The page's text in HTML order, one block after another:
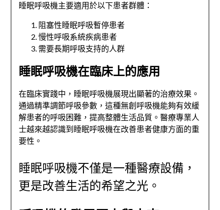
睡眠呼吸機主要適用於以下患者群體：
阻塞性睡眠呼吸暫停患者
慢性呼吸系統疾病患者
需要長期呼吸支持的人群
睡眠呼吸機在臨床上的應用
在臨床實踐中，睡眠呼吸機展現出顯著的治療效果。
通過精準調節呼吸參數，這種無創呼吸機能夠有效緩
解患者的呼吸困難，提高整體生活品質。醫療專業人
士越來越認識到睡眠呼吸機在改善患者健康方面的重
要性。
睡眠呼吸機不僅是一種醫療設備，
更是改善生活的希望之光。